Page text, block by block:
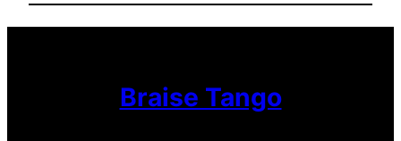
Braise Tango